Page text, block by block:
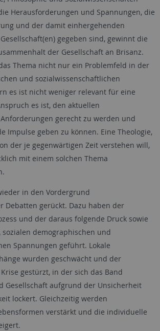
Herausforderungen und Spannungen, die
und der damit einhergehenden
gegeben sind, gewinnt die
der Gesellschaft an Brisanz.
Thema nicht nur ein Problemfeld in der
und sozialwissenschaftlichen
es ist nicht weniger relevant für eine
es ist, den aktuellen
gerecht zu werden und
Impulse geben zu können. Eine Theologie,
der je gegenwärtigen Zeit verstehen will,
mit einem solchen Thema
in den Vordergrund
Debatten gerückt. Dazu haben der
und der daraus folgende Druck sowie
sozialen demographischen und
Spannungen geführt. Lokale
wurden geschwächt und der
gestürzt, in der sich das Band
Gesellschaft aufgrund der Unsicherheit
lockert. Gleichzeitig werden
verstärkt und die individuelle